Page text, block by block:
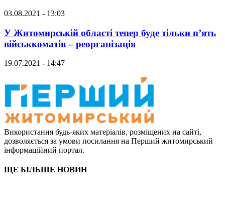
03.08.2021 - 13:03
У Житомирській області тепер буде тільки п’ять
військкоматів – реорганізація
19.07.2021 - 14:47
Використання будь-яких матеріалів, розміщених на сайті,
дозволяється за умови посилання на Перший житомирський
інформаційний портал.
ЩЕ БІЛЬШЕ НОВИН